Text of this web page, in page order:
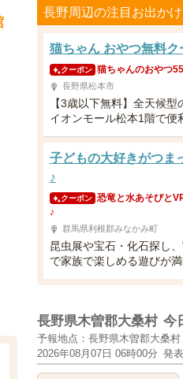
長野周辺の注目お出かけ
猫ちゃん おやつ無料
クーポン 猫ちゃんのおやつ
長野県松本市
【3歳以下無料】全天候型
イオンモール松本1階で便
子どもの大好きがつま
♪
クーポン 恐竜と水あそびと
♪
群馬県利根郡みなかみ町
昆虫展や宝石・化石探し
で家族で楽しめる遊びが
長野県木曽郡大桑村 今
予報地点：長野県木曽郡大桑村
2026年08月07日 06時00分 発表